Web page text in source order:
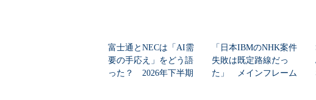
富士通とNECは「AI需
要の手応え」をどう語
った？ 2026年下半期
「日本IBMのNHK案件
失敗は既定路線だっ
た」 メインフレーム